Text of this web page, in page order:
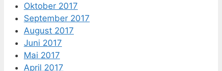
Oktober 2017
September 2017
August 2017
Juni 2017
Mai 2017
April 2017